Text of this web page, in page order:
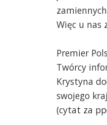
Więc u nas
Premier
Twórcy
Krystyna
swojego
(cytat za